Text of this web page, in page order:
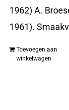
1962) A.
1961).
Toevoegen aan
winkelwagen